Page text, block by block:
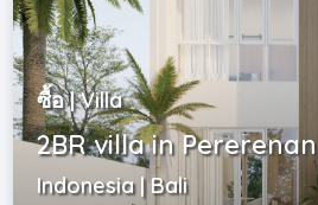
ซื้อ | Villa
2BR villa in Pererenan
Indonesia | Bali